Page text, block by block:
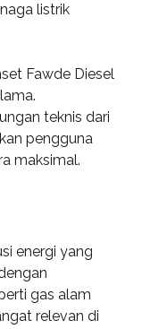
listrik
Fawde Diesel
teknis dari
pengguna
maksimal.
energi yang
gas alam
relevan di